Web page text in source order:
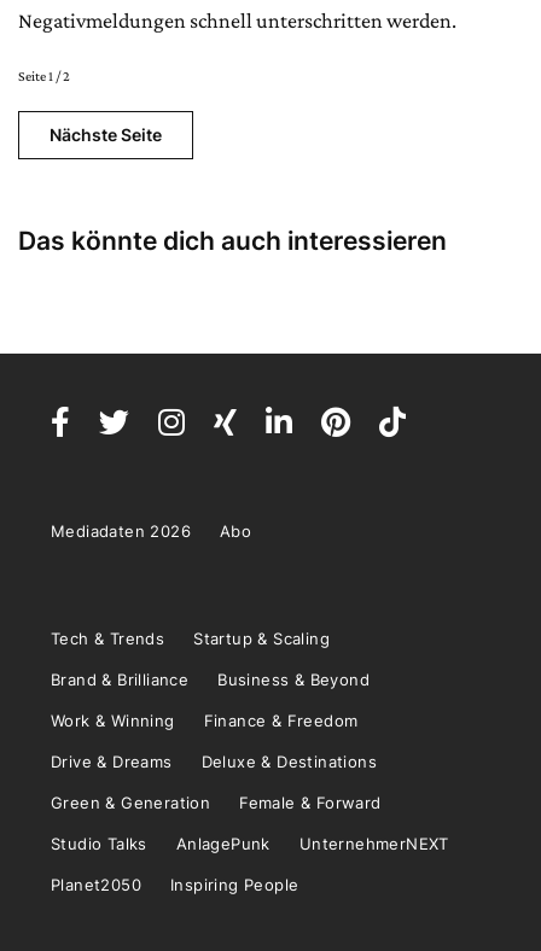
Negativmeldungen schnell unterschritten werden.
Seite 1 / 2
Nächste Seite
Das könnte dich auch interessieren
Mediadaten 2026 Abo
Tech & Trends Startup & Scaling
Brand & Brilliance Business & Beyond
Work & Winning Finance & Freedom
Drive & Dreams Deluxe & Destinations
Green & Generation Female & Forward
Studio Talks AnlagePunk UnternehmerNEXT
Planet2050 Inspiring People